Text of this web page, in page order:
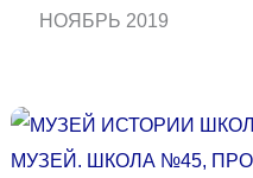
НОЯБРЬ 2019